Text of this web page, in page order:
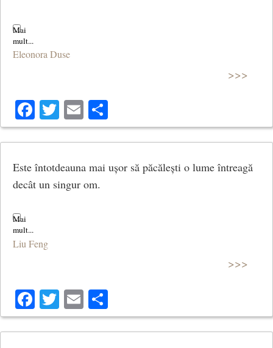
Eleonora Duse
>>>
Facebook
Twitter
Email
Este întotdeauna mai ușor să păcălești o lume întreagă
decât un singur om.
Liu Feng
>>>
Facebook
Twitter
Email